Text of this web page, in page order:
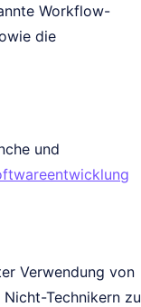
Workflow-
die
und
Verwendung von
Technikern zu